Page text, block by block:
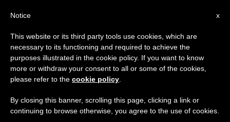
México: la Megamisión 2014
contó con 18 mil misioneros
×
Aviso importante
Del 27 de julio al 7 de agosto haremos la pausa
anual, aprovechando que en el periodo de verano
se generan menos informaciones y también el
x
Notice
This website or its third party tools use cookies, which are
necessary to its functioning and required to achieve the
purposes illustrated in the cookie policy. If you want to know
more or withdraw your consent to all or some of the cookies,
please refer to the cookie policy
By closing this banner, scrolling this page, clicking a link or
continuing to browse otherwise, you agree to the use of cookies.